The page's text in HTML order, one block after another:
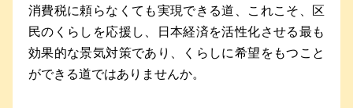
消費税に頼らなくても実現できる道、これこそ、区
民のくらしを応援し、日本経済を活性化させる最も
効果的な景気対策であり、くらしに希望をもつこと
ができる道ではありませんか。